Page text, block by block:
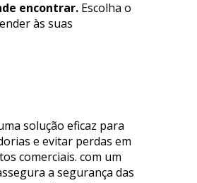
encontrar. Escolha o
às suas
solução eficaz para
e evitar perdas em
comerciais. com um
a segurança das